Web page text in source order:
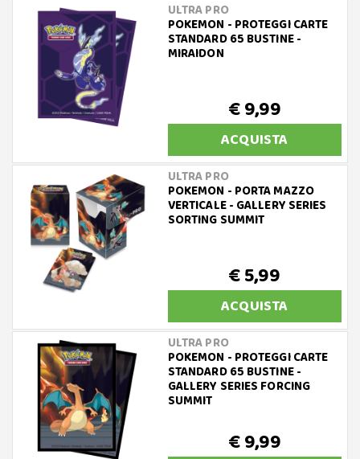
ULTRA PRO
POKEMON - PROTEGGI CARTE
STANDARD 65 BUSTINE -
MIRAIDON
€ 9,99
ACQUISTA
ULTRA PRO
POKEMON - PORTA MAZZO
VERTICALE - GALLERY SERIES
SORTING SUMMIT
€ 5,99
ACQUISTA
ULTRA PRO
POKEMON - PROTEGGI CARTE
STANDARD 65 BUSTINE -
GALLERY SERIES FORCING
SUMMIT
€ 9,99